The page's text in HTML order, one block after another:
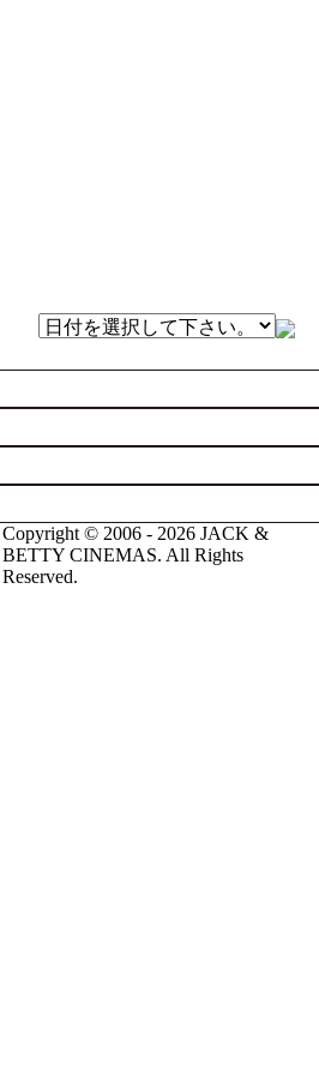
Copyright © 2006 - 2026 JACK &
BETTY CINEMAS. All Rights
Reserved.